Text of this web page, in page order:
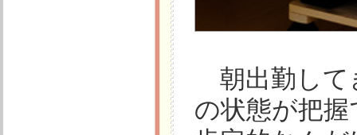
朝出勤して
の状態が把